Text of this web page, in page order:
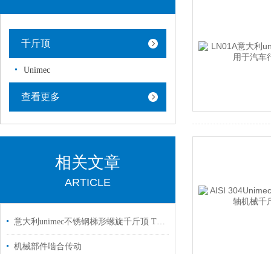
千斤顶
Unimec
查看更多
相关文章
ARTICLE
意大利unimec不锈钢梯形螺旋千斤顶 TP-07010 I=5 FORMA B原装正品
机械部件啮合传动